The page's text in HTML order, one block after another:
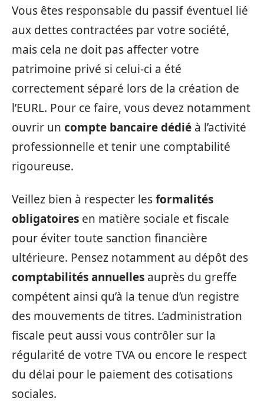
Vous êtes responsable du passif éventuel lié
aux dettes contractées par votre société,
mais cela ne doit pas affecter votre
patrimoine privé si celui-ci a été
correctement séparé lors de la création de
l’EURL. Pour ce faire, vous devez notamment
ouvrir un compte bancaire dédié à l’activité
professionnelle et tenir une comptabilité
rigoureuse.
Veillez bien à respecter lesformalités
obligatoires en matière sociale et fiscale
pour éviter toute sanction financière
ultérieure. Pensez notamment au dépôt des
comptabilités annuelles auprès du greffe
compétent ainsi qu’à la tenue d’un registre
des mouvements de titres. L’administration
fiscale peut aussi vous contrôler sur la
régularité de votre TVA ou encore le respect
du délai pour le paiement des cotisations
sociales.